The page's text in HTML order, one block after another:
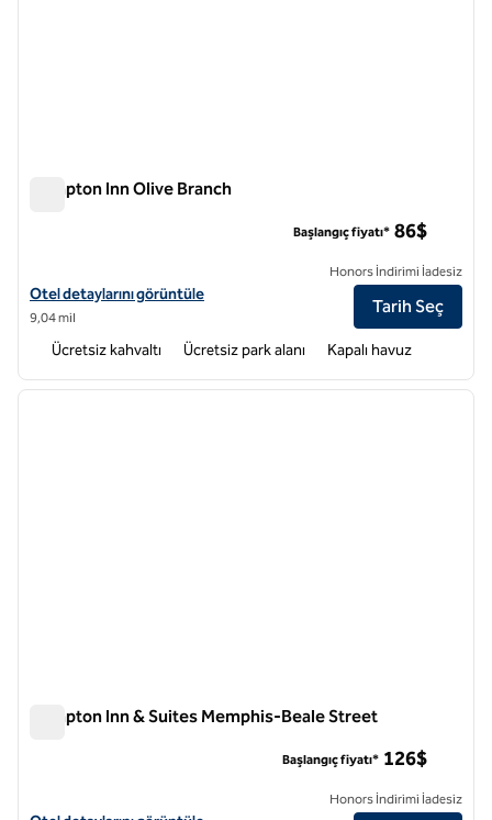
Hampton Inn Olive Branch
Hampton Inn Olive Branch için otel detaylarını görüntüleyin
Otel detaylarını görüntüle
9,04 mil
Başlangıç fiyatı* 86$
Honors İndirimi İadesiz
Tarih Seç
Ücretsiz kahvaltı Ücretsiz park alanı Kapalı havuz
1 / 12
Hampton Inn & Suites Memphis-Beale Street
Başlangıç fiyatı* 126$
Honors İndirimi İadesiz